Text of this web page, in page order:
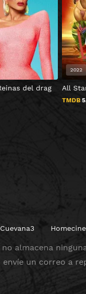
del drag All
TMDB
2022
Cuevana3
almacena
envíe un correo a